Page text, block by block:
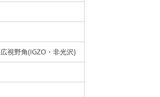
視野角(IGZO・非光沢)